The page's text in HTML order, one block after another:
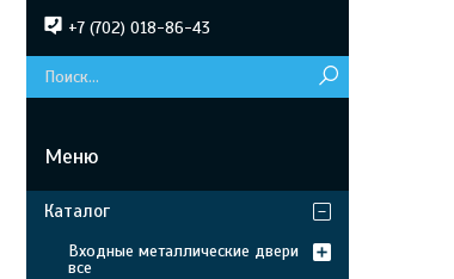
+7 (702) 018-86-43
Каталог
Входные металлические двери
все